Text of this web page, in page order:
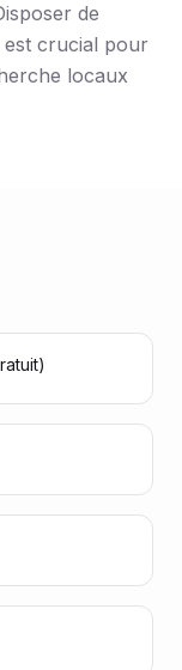
de
crucial pour
locaux